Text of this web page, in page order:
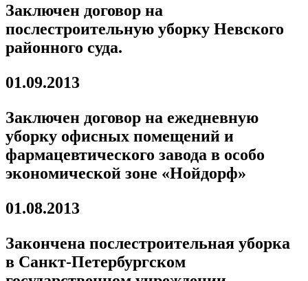
Заключен договор на
послестроительную уборку Невского
районного суда.
01.09.2013
Заключен договор на ежедневную
уборку офисных помещений и
фармацевтического завода в особо
экономической зоне «Нойдорф»
01.08.2013
Закончена послестроительная уборка
в Санкт-Петербургском